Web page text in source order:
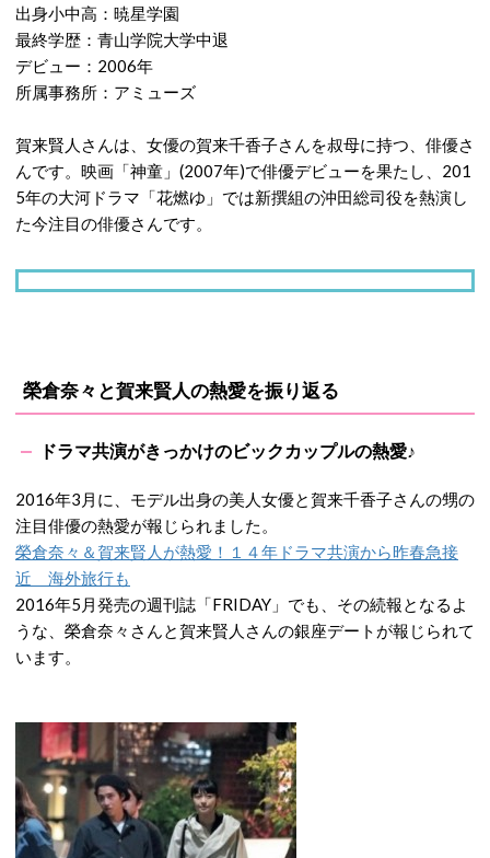
出身小中高：暁星学園
最終学歴：青山学院大学中退
デビュー：2006年
所属事務所：アミューズ
賀来賢人さんは、女優の賀来千香子さんを叔母に持つ、俳優さ
んです。映画「神童」(2007年)で俳優デビューを果たし、201
5年の大河ドラマ「花燃ゆ」では新撰組の沖田総司役を熱演し
た今注目の俳優さんです。
榮倉奈々と賀来賢人の熱愛を振り返る
ドラマ共演がきっかけのビックカップルの熱愛♪
2016年3月に、モデル出身の美人女優と賀来千香子さんの甥の
注目俳優の熱愛が報じられました。
榮倉奈々＆賀来賢人が熱愛！１４年ドラマ共演から昨春急接
近 海外旅行も
2016年5月発売の週刊誌「FRIDAY」でも、その続報となるよ
うな、榮倉奈々さんと賀来賢人さんの銀座デートが報じられて
います。